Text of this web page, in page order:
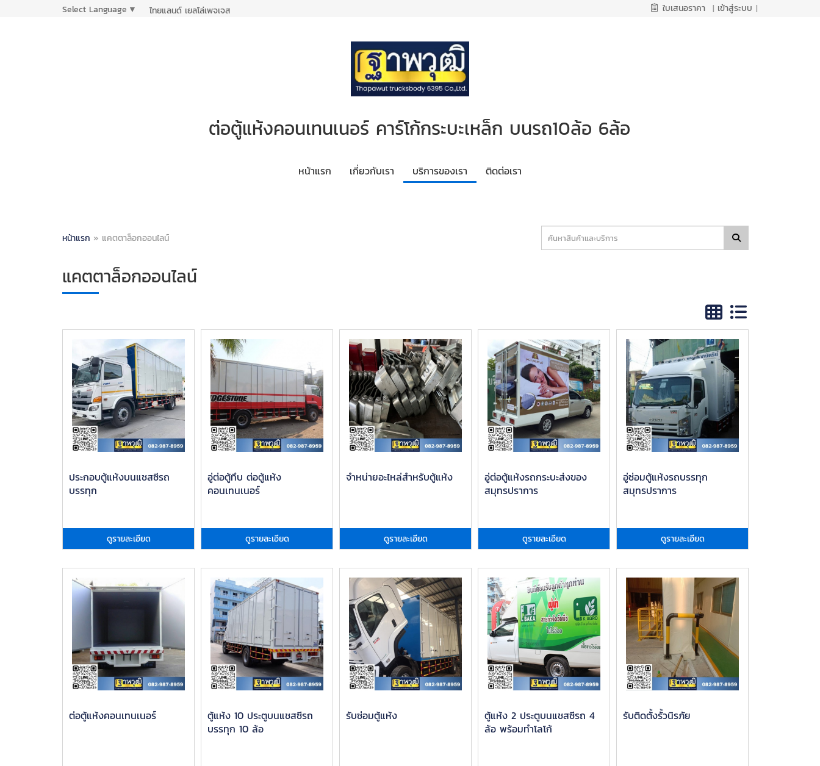
Select Language ▼ ไทยแลนด์ เยลโล่เพจเจส ใบเสนอราคา | เข้าสู่ระบบ |
ต่อตู้แห้งคอนเทนเนอร์ คาร์โก้กระบะเหล็ก บนรถ10ล้อ 6ล้อ
หน้าแรก เกี่ยวกับเรา บริการของเรา ติดต่อเรา
หน้าแรก » แคตตาล็อกออนไลน์
แคตตาล็อกออนไลน์
ประกอบตู้แห้งบนแชสซีรถ
บรรทุก
ดูรายละเอียด
อู่ต่อตู้ทึบ ต่อตู้แห้ง
คอนเทนเนอร์
ดูรายละเอียด
จำหน่ายอะไหล่สำหรับตู้แห้ง
ดูรายละเอียด
อู่ต่อตู้แห้งรถกระบะส่งของ
สมุทรปราการ
ดูรายละเอียด
อู่ซ่อมตู้แห้งรถบรรทุก
สมุทรปราการ
ดูรายละเอียด
ต่อตู้แห้งคอนเทนเนอร์
ตู้แห้ง 10 ประตูบนแชสซีรถ
บรรทุก 10 ล้อ
รับซ่อมตู้แห้ง
ตู้แห้ง 2 ประตูบนแชสซีรถ 4
ล้อ พร้อมทำโลโก้
รับติดตั้งรั้วนิรภัย